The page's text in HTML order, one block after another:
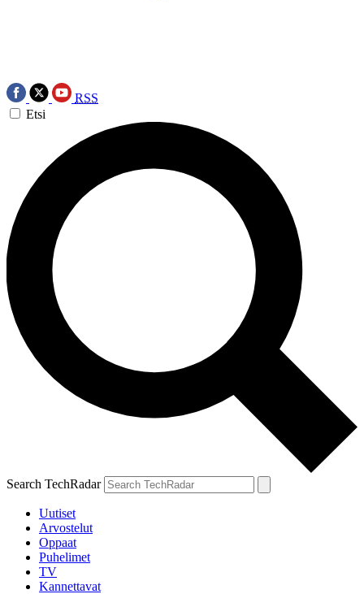
RSS
Etsi
Search TechRadar
Uutiset
Arvostelut
Oppaat
Puhelimet
TV
Kannettavat